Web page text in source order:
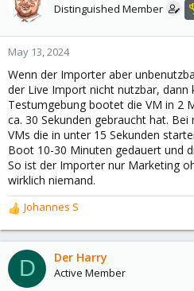
o
n
:
Distinguished Member
May 13, 2024
Wenn der Importer aber
der Live Import nicht nutzbar, dann
Testumgebung bootet die VM in 2
ca. 30 Sekunden gebraucht hat.
VMs die in unter 15 Sekunden
Boot 10-30 Minuten gedauert und
So ist der Importer nur Marketing
wirklich niemand.
R
e
a
c
t
Johannes S
D Der Harry
Active Member